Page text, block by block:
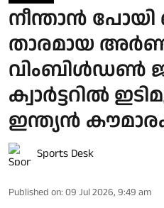
നീന്താൻ പോയി
താരമായ
വിംബിൾഡൺ
ക്വാർട്ടറിൽ
ഇന്ത്യൻ
Sports Desk
Published on: 09 Jul 2026, 9:49 am